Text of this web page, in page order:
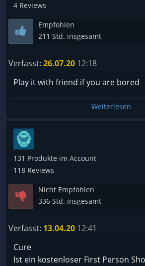
4 Reviews
Empfohlen
211 Std. insgesamt
Verfasst: 26.07.20 12:18
Play it with friend if you are bored
Weiterlesen
131 Produkte im Account
118 Reviews
Nicht Empfohlen
336 Std. insgesamt
Verfasst: 13.04.20 12:41
Cure
Ist ein kostenloser First Person